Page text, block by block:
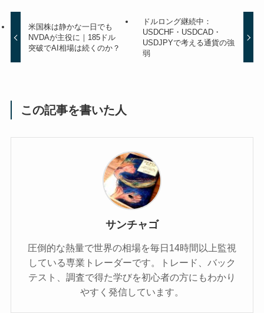
米国株は静かな一日でも
NVDAが主役に｜185ドル
突破でAI相場は続くのか？
ドルロング継続中：
USDCHF・USDCAD・
USDJPYで考える通貨の強
弱
この記事を書いた人
サンチャゴ
圧倒的な熱量で世界の相場を毎日14時間以上監視
している専業トレーダーです。トレード、バック
テスト、調査で得た学びを初心者の方にもわかり
やすく発信しています。